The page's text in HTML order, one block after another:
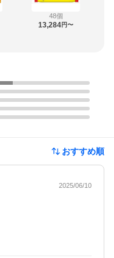
48個
13,284円〜
おすすめ順
2025/06/10